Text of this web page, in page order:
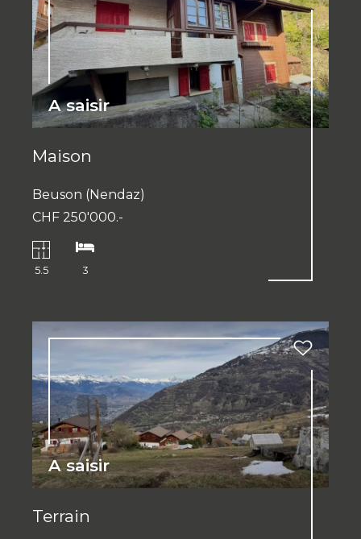
A saisir
Maison
Beuson (Nendaz)
CHF 250'000.-
5.5 3
A saisir
Terrain